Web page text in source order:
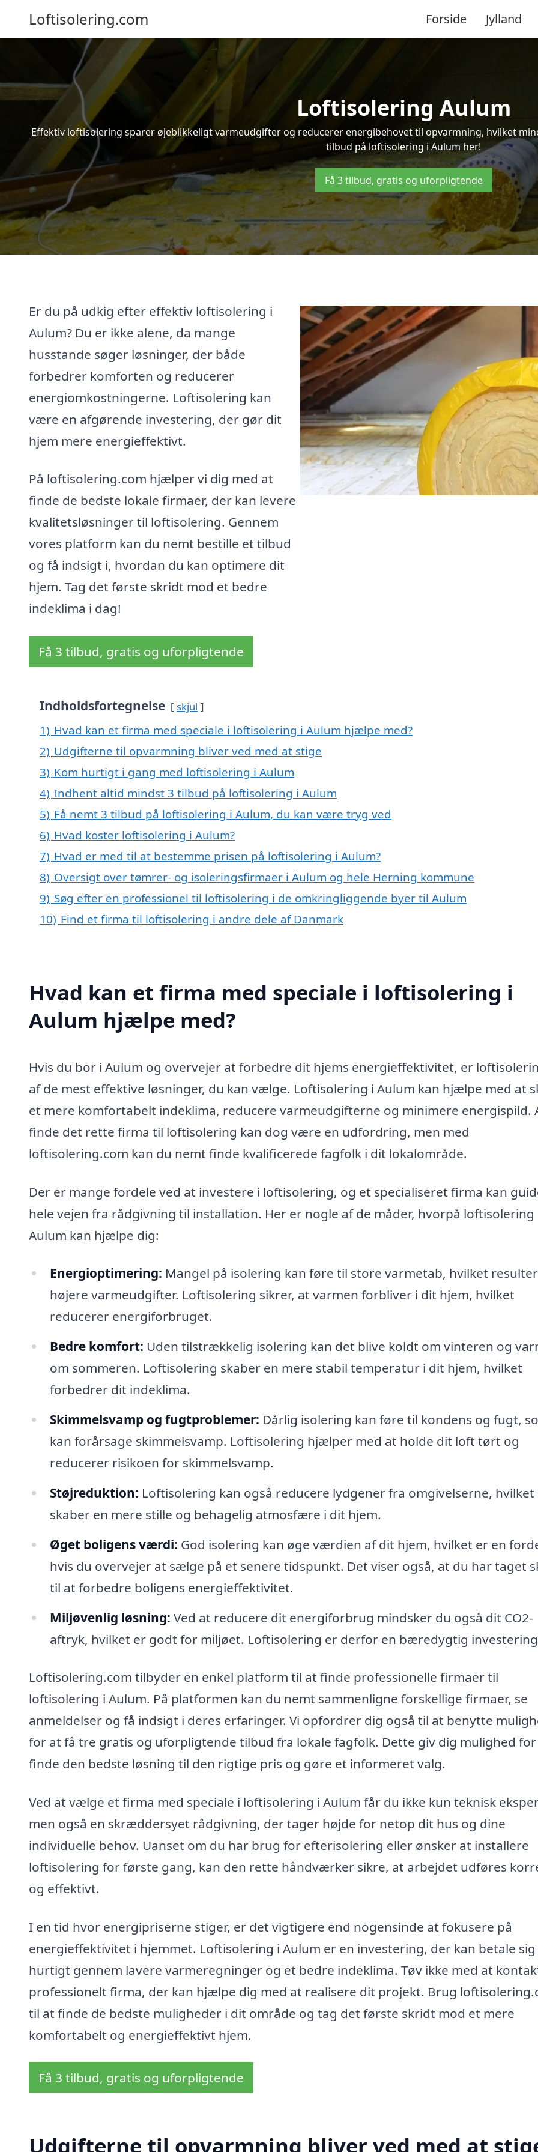
Loftisolering.com Forside Jylland
Loftisolering Aulum
Effektiv loftisolering sparer øjeblikkeligt varmeudgifter og reducerer energibehovet til opvarmning, hvilket
tilbud på loftisolering i Aulum her!
Få 3 tilbud, gratis og uforpligtende
Er du på udkig efter effektiv loftisolering i
Aulum? Du er ikke alene, da mange
husstande søger løsninger, der både
forbedrer komforten og reducerer
energiomkostningerne. Loftisolering kan
være en afgørende investering, der gør dit
hjem mere energieffektivt.
På loftisolering.com hjælper vi dig med at
finde de bedste lokale firmaer, der kan levere
kvalitetsløsninger til loftisolering. Gennem
vores platform kan du nemt bestille et tilbud
og få indsigt i, hvordan du kan optimere dit
hjem. Tag det første skridt mod et bedre
indeklima i dag!
Få 3 tilbud, gratis og uforpligtende
Indholdsfortegnelse skjul
1) Hvad kan et firma med speciale i loftisolering i Aulum hjælpe med?
2) Udgifterne til opvarmning bliver ved med at stige
3) Kom hurtigt i gang med loftisolering i Aulum
4) Indhent altid mindst 3 tilbud på loftisolering i Aulum
5) Få nemt 3 tilbud på loftisolering i Aulum, du kan være tryg ved
6) Hvad koster loftisolering i Aulum?
7) Hvad er med til at bestemme prisen på loftisolering i Aulum?
8) Oversigt over tømrer- og isoleringsfirmaer i Aulum og hele Herning kommune
9) Søg efter en professionel til loftisolering i de omkringliggende byer til Aulum
10) Find et firma til loftisolering i andre dele af Danmark
Hvad kan et firma med speciale i loftisolering i
Aulum hjælpe med?
Hvis du bor i Aulum og overvejer at forbedre dit hjems energieffektivitet, er
af de mest effektive løsninger, du kan vælge. Loftisolering i Aulum kan hjælpe med at
et mere komfortabelt indeklima, reducere varmeudgifterne og minimere energispild.
finde det rette firma til loftisolering kan dog være en udfordring, men med
loftisolering.com kan du nemt finde kvalificerede fagfolk i dit lokalområde.
Der er mange fordele ved at investere i loftisolering, og et specialiseret firma kan
hele vejen fra rådgivning til installation. Her er nogle af de måder, hvorpå loftisolering
Aulum kan hjælpe dig:
Energioptimering: Mangel på isolering kan føre til store varmetab, hvilket
højere varmeudgifter. Loftisolering sikrer, at varmen forbliver i dit hjem, hvilket
reducerer energiforbruget.
Bedre komfort: Uden tilstrækkelig isolering kan det blive koldt om vinteren og
om sommeren. Loftisolering skaber en mere stabil temperatur i dit hjem, hvilket
forbedrer dit indeklima.
Skimmelsvamp og fugtproblemer: Dårlig isolering kan føre til kondens og fugt,
kan forårsage skimmelsvamp. Loftisolering hjælper med at holde dit loft tørt og
reducerer risikoen for skimmelsvamp.
Støjreduktion: Loftisolering kan også reducere lydgener fra omgivelserne, hvilket
skaber en mere stille og behagelig atmosfære i dit hjem.
Øget boligens værdi: God isolering kan øge værdien af dit hjem, hvilket er en
hvis du overvejer at sælge på et senere tidspunkt. Det viser også, at du har taget
til at forbedre boligens energieffektivitet.
Miljøvenlig løsning: Ved at reducere dit energiforbrug mindsker du også dit CO2-
aftryk, hvilket er godt for miljøet. Loftisolering er derfor en bæredygtig
Loftisolering.com tilbyder en enkel platform til at finde professionelle firmaer til
loftisolering i Aulum. På platformen kan du nemt sammenligne forskellige firmaer, se
anmeldelser og få indsigt i deres erfaringer. Vi opfordrer dig også til at benytte
for at få tre gratis og uforpligtende tilbud fra lokale fagfolk. Dette giv dig mulighed
finde den bedste løsning til den rigtige pris og gøre et informeret valg.
Ved at vælge et firma med speciale i loftisolering i Aulum får du ikke kun teknisk
men også en skræddersyet rådgivning, der tager højde for netop dit hus og dine
individuelle behov. Uanset om du har brug for efterisolering eller ønsker at installere
loftisolering for første gang, kan den rette håndværker sikre, at arbejdet udføres
og effektivt.
I en tid hvor energipriserne stiger, er det vigtigere end nogensinde at fokusere på
energieffektivitet i hjemmet. Loftisolering i Aulum er en investering, der kan betale sig
hurtigt gennem lavere varmeregninger og et bedre indeklima. Tøv ikke med at
professionelt firma, der kan hjælpe dig med at realisere dit projekt. Brug
til at finde de bedste muligheder i dit område og tag det første skridt mod et mere
komfortabelt og energieffektivt hjem.
Få 3 tilbud, gratis og uforpligtende
Udgifterne til opvarmning bliver ved med at